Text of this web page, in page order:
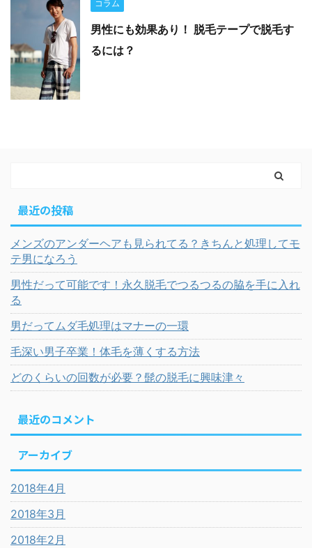
コラム
男性にも効果あり！ 脱毛テープで脱毛す
るには？
最近の投稿
メンズのアンダーヘアも見られてる？きちんと処理してモ
テ男になろう
男性だって可能です！永久脱毛でつるつるの脇を手に入れ
る
男だってムダ毛処理はマナーの一環
毛深い男子卒業！体毛を薄くする方法
どのくらいの回数が必要？髭の脱毛に興味津々
最近のコメント
アーカイブ
2018年4月
2018年3月
2018年2月